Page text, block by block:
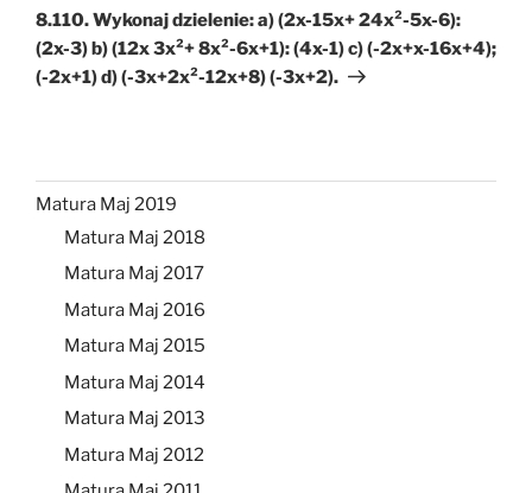
wpis
8.110. Wykonaj dzielenie: a) (2x-15x+ 24x²-5x-6):
(2x-3) b) (12x 3x²+ 8x²-6x+1): (4x-1) c) (-2x+x-16x+4);
(-2x+1) d) (-3x+2x²-12x+8) (-3x+2).
Matura Maj 2019
Matura Maj 2018
Matura Maj 2017
Matura Maj 2016
Matura Maj 2015
Matura Maj 2014
Matura Maj 2013
Matura Maj 2012